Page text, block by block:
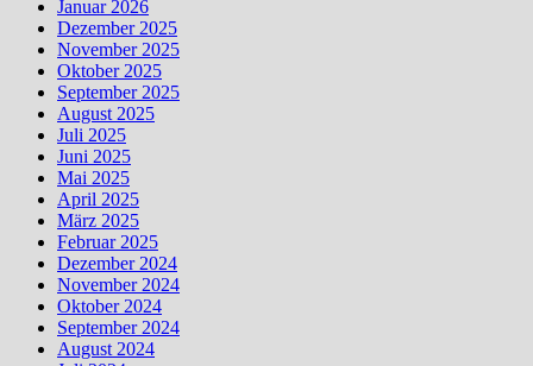
Januar 2026
Dezember 2025
November 2025
Oktober 2025
September 2025
August 2025
Juli 2025
Juni 2025
Mai 2025
April 2025
März 2025
Februar 2025
Dezember 2024
November 2024
Oktober 2024
September 2024
August 2024